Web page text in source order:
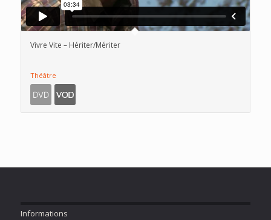
Vivre Vite – Hériter/Mériter
Théâtre
Informations